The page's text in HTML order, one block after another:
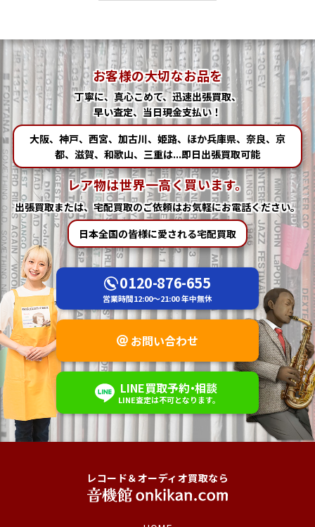
お客様の大切なお品を
丁寧に、真心こめて、迅速出張買取、
早い査定、当日現金支払い！
大阪、神戸、西宮、加古川、姫路、ほか兵庫県、奈良、京
都、滋賀、和歌山、三重は...即日出張買取可能
レア物は世界一高く買います。
出張買取または、宅配買取のご依頼はお気軽にお電話ください。
日本全国の皆様に愛される宅配買取
0120-876-655
営業時間12:00～21:00年中無休
お問い合わせ
LINE買取予約・相談
LINE査定は不可となります。
レコード＆オーディオ買取なら